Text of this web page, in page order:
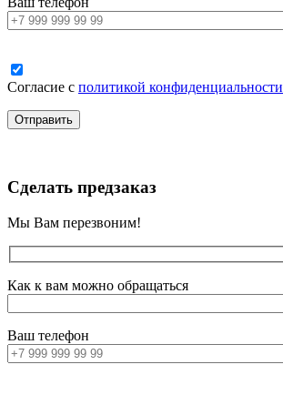
Согласие с политикой конфиденциальности
Сделать предзаказ
Мы Вам перезвоним!
Как к вам можно обращаться
Ваш телефон